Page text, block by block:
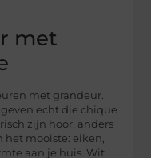
met
met grandeur.
echt die chique
zijn hoor, anders
het mooiste: eiken,
aan je huis. Wit